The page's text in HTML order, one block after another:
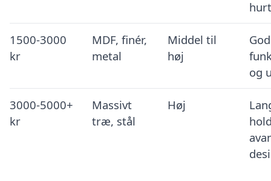
1500-3000
kr
MDF, finér,
metal
Middel til
høj
God
og
3000-5000+
kr
Massivt
træ, stål
Høj